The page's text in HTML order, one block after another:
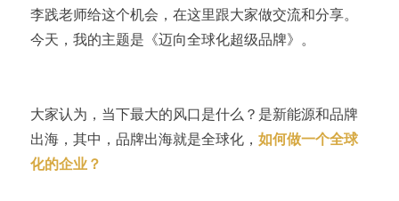
李践老师给这个机会，在这里跟大家做交流和分享。
今天，我的主题是《迈向全球化超级品牌》。
大家认为，当下最大的风口是什么？是新能源和品牌
出海，其中，品牌出海就是全球化， 如何做一个全球
化的企业？